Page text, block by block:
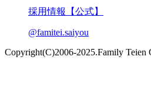
採用情報【公式】
@famitei.saiyou
Copyright(C)2006-2025.Family Teien